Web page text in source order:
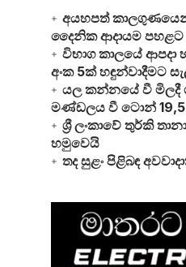
අයහපත්
දෛනික ආදායම පහළට
විභාග කාලයේ
අංක 5ක් හඳුන්වාදීමට
යල කන්නයේ වී මිලදී
මණ්ඩලය වී ටොන්
ශ්‍රී ලංකාවේ තුර්කි
හමුවෙයි
තද සුළං පිළිබඳ
Video
Player